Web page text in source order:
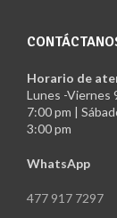
Horario de
Lunes -Viernes
7:00 pm |
3:00 pm
WhatsApp
477 917 7297